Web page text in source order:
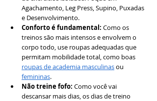
Agachamento, Leg Press, Supino, Puxadas
e Desenvolvimento.
Conforto é fundamental: Como os
treinos são mais intensos e envolvem o
corpo todo, use roupas adequadas que
permitam mobilidade total, como boas
roupas de academia masculinas ou
femininas.
Não treine fofo: Como você vai
descansar mais dias, os dias de treino